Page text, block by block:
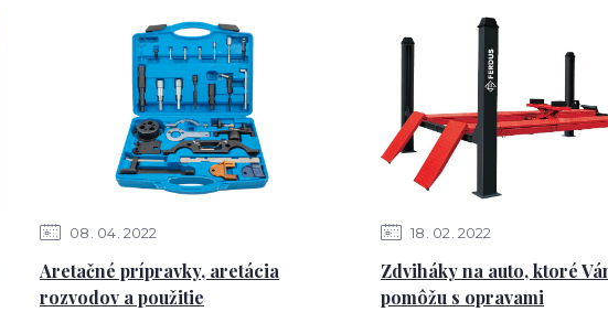
08 04 2022
Aretačné prípravky, aretácia
rozvodov a použitie
18 02 2022
Zdviháky na auto, ktoré
pomôžu s opravami